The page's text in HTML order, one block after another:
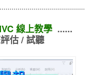
線上教學......
估 / 試聽